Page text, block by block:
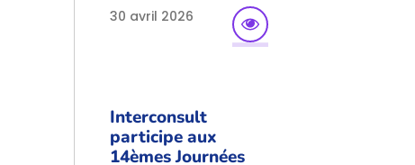
30 avril 2026
Interconsult
participe aux
14èmes Journées